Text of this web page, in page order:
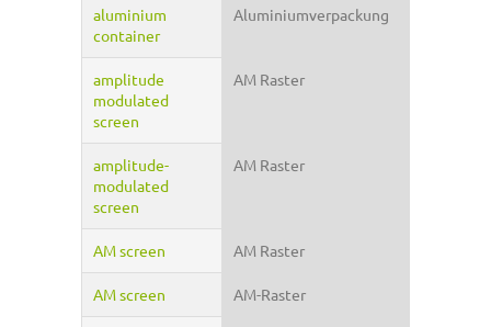
aluminium
container
Aluminiumverpackung
amplitude
modulated
screen
AM Raster
amplitude-
modulated
screen
AM Raster
AM screen AM Raster
AM screen AM-Raster